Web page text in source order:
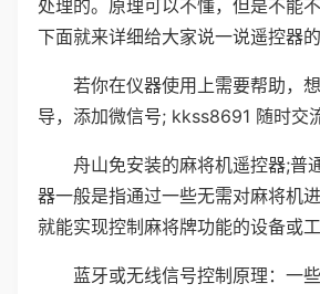
处理的。原理可以不懂，但是不能
下面就来详细给大家说一说遥控器的
若你在仪器使用上需要帮助，
导，添加微信号; kkss8691 随时交
舟山免安装的麻将机遥控器;普
器一般是指通过一些无需对麻将机
就能实现控制麻将牌功能的设备或工
蓝牙或无线信号控制原理：一